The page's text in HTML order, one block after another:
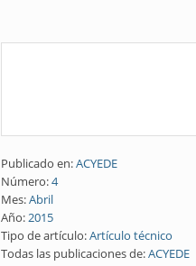
Publicado en:ACYEDE
Número:4
Mes:Abril
Año:2015
Tipo de artículo:Artículo técnico
Todas las publicaciones de:ACYEDE